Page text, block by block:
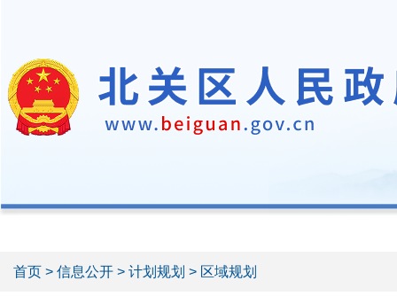
首页 > 信息公开 > 计划规划 > 区域规划